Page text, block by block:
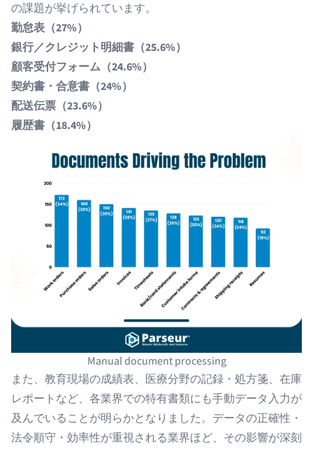
の課題が挙げられています。
勤怠表（27%）
銀行／クレジット明細書（25.6%）
顧客受付フォーム（24.6%）
契約書・合意書（24%）
配送伝票（23.6%）
履歴書（18.4%）
Manual document processing
また、教育現場の成績表、医療分野の記録・処方箋、在庫
レポートなど、各業界での特有書類にも手動データ入力が
及んでいることが明らかとなりました。データの正確性・
法令順守・効率性が重視される業界ほど、その影響が深刻